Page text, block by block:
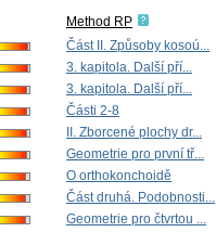
Method RP
Část II. Způsoby kosoú...
3. kapitola. Další pří...
3. kapitola. Další pří...
Části 2-8
II. Zborcené plochy dr...
Geometrie pro první tř...
O orthokonchoidě
Část druhá. Podobnosti...
Geometrie pro čtvrtou ...